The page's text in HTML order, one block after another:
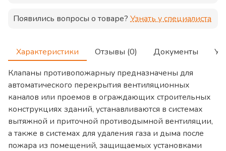
Появились вопросы о товаре? Узнать у специалиста
Характеристики Отзывы (0) Документы
Клапаны противопожарныу предназначены для
автоматического перекрытия вентиляционных
каналов или проемов в ограждающих строительных
конструкциях зданий, устанавливаются в системах
вытяжной и приточной противодымной вентиляции,
а также в системах для удаления газа и дыма после
пожара из помещений, защищаемых установками